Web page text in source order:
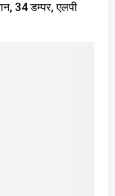
34 डम्पर, एलपी